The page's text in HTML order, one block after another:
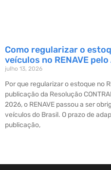
Como regularizar o
veículos no RENAVE
julho 13, 2026
Por que regularizar o estoque no
publicação da Resolução
2026, o RENAVE passou a ser
veículos do Brasil. O prazo de
publicação,